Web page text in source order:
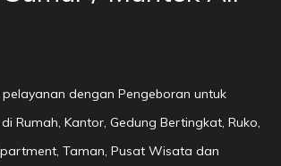
dengan Pengeboran untuk
Rumah, Kantor, Gedung Bertingkat, Ruko,
Taman, Pusat Wisata dan